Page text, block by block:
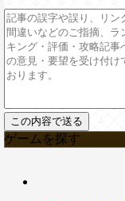
ゲームを探す